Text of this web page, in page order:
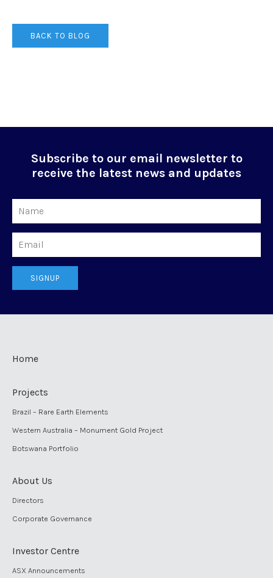
BACK TO BLOG
Subscribe to our email newsletter to
receive the latest news and updates
SIGNUP
Home
Projects
Brazil – Rare Earth Elements
Western Australia – Monument Gold Project
Botswana Portfolio
About Us
Directors
Corporate Governance
Investor Centre
ASX Announcements